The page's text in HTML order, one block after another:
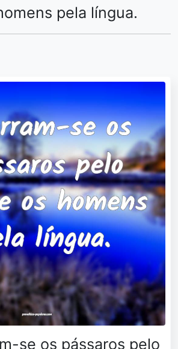
pela língua.
se os pássaros pelo